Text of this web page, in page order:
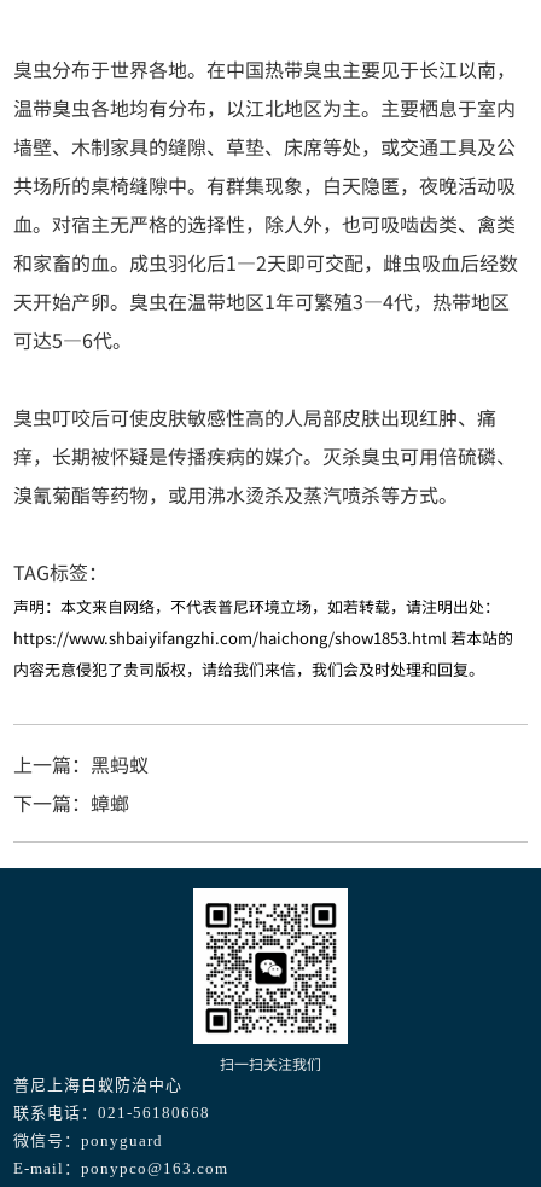
臭虫分布于世界各地。在中国热带臭虫主要见于长江以南，
温带臭虫各地均有分布，以江北地区为主。主要栖息于室内
墙壁、木制家具的缝隙、草垫、床席等处，或交通工具及公
共场所的桌椅缝隙中。有群集现象，白天隐匿，夜晚活动吸
血。对宿主无严格的选择性，除人外，也可吸啮齿类、禽类
和家畜的血。成虫羽化后1—2天即可交配，雌虫吸血后经数
天开始产卵。臭虫在温带地区1年可繁殖3—4代，热带地区
可达5—6代。
臭虫叮咬后可使皮肤敏感性高的人局部皮肤出现红肿、痛
痒，长期被怀疑是传播疾病的媒介。灭杀臭虫可用倍硫磷、
溴氰菊酯等药物，或用沸水烫杀及蒸汽喷杀等方式。
TAG标签：
声明：本文来自网络，不代表普尼环境立场，如若转载，请注明出处：
https://www.shbaiyifangzhi.com/haichong/show1853.html 若本站的
内容无意侵犯了贵司版权，请给我们来信，我们会及时处理和回复。
上一篇：黑蚂蚁
下一篇：蟑螂
扫一扫关注我们
普尼上海白蚁防治中心
联系电话：021-56180668
微信号：ponyguard
E-mail：ponypco@163.com